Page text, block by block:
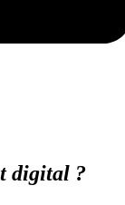
digital ?